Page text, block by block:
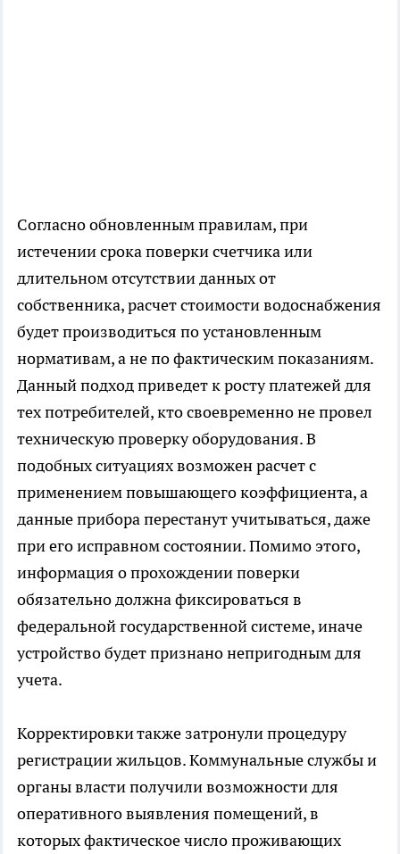
Согласно обновленным правилам, при
истечении срока поверки счетчика или
длительном отсутствии данных от
собственника, расчет стоимости водоснабжения
будет производиться по установленным
нормативам, а не по фактическим показаниям.
Данный подход приведет к росту платежей для
тех потребителей, кто своевременно не провел
техническую проверку оборудования. В
подобных ситуациях возможен расчет с
применением повышающего коэффициента, а
данные прибора перестанут учитываться, даже
при его исправном состоянии. Помимо этого,
информация о прохождении поверки
обязательно должна фиксироваться в
федеральной государственной системе, иначе
устройство будет признано непригодным для
учета.
Корректировки также затронули процедуру
регистрации жильцов. Коммунальные службы и
органы власти получили возможности для
оперативного выявления помещений, в
которых фактическое число проживающих